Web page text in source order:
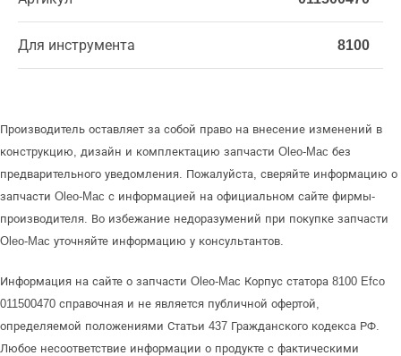
Для инструмента 8100
Производитель оставляет за собой право на внесение изменений в
конструкцию, дизайн и комплектацию запчасти Oleo-Mac без
предварительного уведомления. Пожалуйста, сверяйте информацию о
запчасти Oleo-Mac с информацией на официальном сайте фирмы-
производителя. Во избежание недоразумений при покупке запчасти
Oleo-Mac уточняйте информацию у консультантов.
Информация на сайте о запчасти Oleo-Mac Корпус статора 8100 Efco
011500470 справочная и не является публичной офертой,
определяемой положениями Статьи 437 Гражданского кодекса РФ.
Любое несоответствие информации о продукте с фактическими